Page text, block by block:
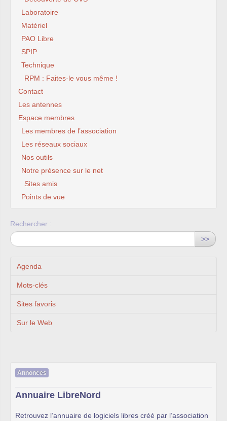
Laboratoire
Matériel
PAO Libre
SPIP
Technique
RPM : Faites-le vous même !
Contact
Les antennes
Espace membres
Les membres de l’association
Les réseaux sociaux
Nos outils
Notre présence sur le net
Sites amis
Points de vue
Rechercher :
>>
Agenda
Mots-clés
Sites favoris
Sur le Web
Annonces
Annuaire LibreNord
Retrouvez l’annuaire de logiciels libres créé par l’association